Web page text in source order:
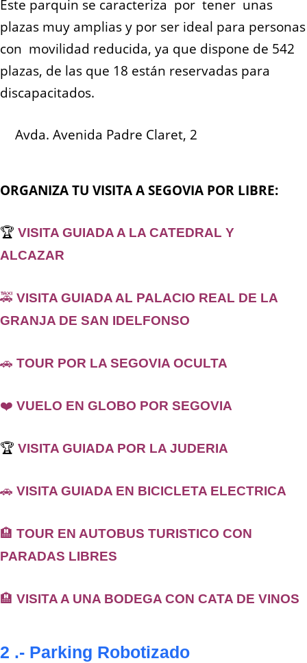
Este parquin se caracteriza por tener unas
plazas muy amplias y por ser ideal para personas
con movilidad reducida, ya que dispone de 542
plazas, de las que 18 están reservadas para
discapacitados.
Avda. Avenida Padre Claret, 2
ORGANIZA TU VISITA A SEGOVIA POR LIBRE:
🏆 VISITA GUIADA A LA CATEDRAL Y
ALCAZAR
🚕 VISITA GUIADA AL PALACIO REAL DE LA
GRANJA DE SAN IDELFONSO
🚗 TOUR POR LA SEGOVIA OCULTA
❤️ VUELO EN GLOBO POR SEGOVIA
🏆 VISITA GUIADA POR LA JUDERIA
🚗 VISITA GUIADA EN BICICLETA ELECTRICA
🏨 TOUR EN AUTOBUS TURISTICO CON
PARADAS LIBRES
🏨 VISITA A UNA BODEGA CON CATA DE VINOS
2 .- Parking Robotizado